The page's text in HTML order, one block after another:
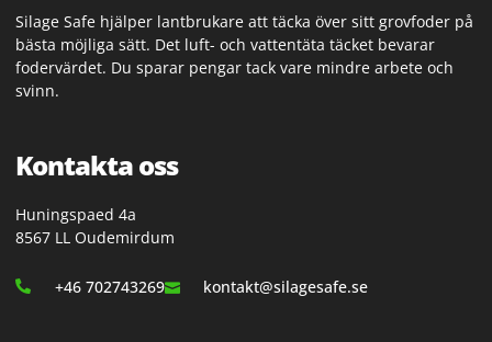
Silage Safe hjälper lantbrukare att täcka över sitt grovfoder på
bästa möjliga sätt. Det luft- och vattentäta täcket bevarar
fodervärdet. Du sparar pengar tack vare mindre arbete och
svinn.
Kontakta oss
Huningspaed 4a
8567 LL Oudemirdum
+46 702743269 kontakt@silagesafe.se